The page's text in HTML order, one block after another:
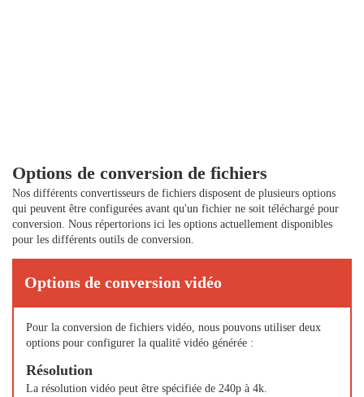
Options de conversion de fichiers
Nos différents convertisseurs de fichiers disposent de plusieurs options
qui peuvent être configurées avant qu'un fichier ne soit téléchargé pour
conversion. Nous répertorions ici les options actuellement disponibles
pour les différents outils de conversion.
Options de conversion vidéo
Pour la conversion de fichiers vidéo, nous pouvons utiliser deux
options pour configurer la qualité vidéo générée :
Résolution
La résolution vidéo peut être spécifiée de 240p à 4k.